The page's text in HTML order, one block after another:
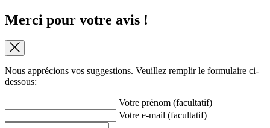
Merci pour votre avis !
Nous apprécions vos suggestions. Veuillez remplir le formulaire ci-
dessous:
Votre prénom (facultatif)
Votre e-mail (facultatif)